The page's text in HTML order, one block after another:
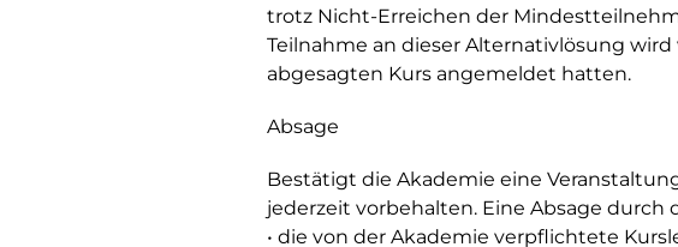
trotz Nicht-Erreichen der
Teilnahme an dieser Alternativlösung
abgesagten Kurs angemeldet hatten.
Absage
Bestätigt die Akademie eine
jederzeit vorbehalten. Eine Absage
• die von der Akademie verpflichtete